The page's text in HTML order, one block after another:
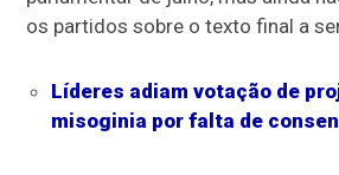
os partidos sobre o texto final a
Líderes adiam votação de
misoginia por falta de